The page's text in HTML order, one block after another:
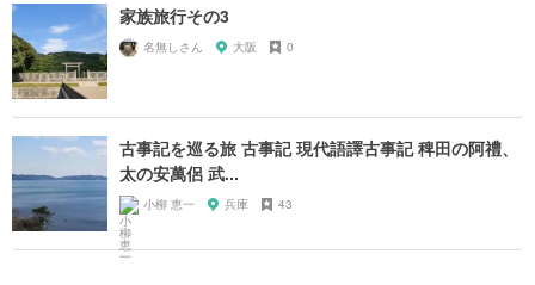
家族旅行その3
名無しさん 大阪 0
古事記を巡る旅 古事記 現代語譯古事記 稗田の阿禮、
太の安萬侶 武...
小柳 恵一 兵庫 43